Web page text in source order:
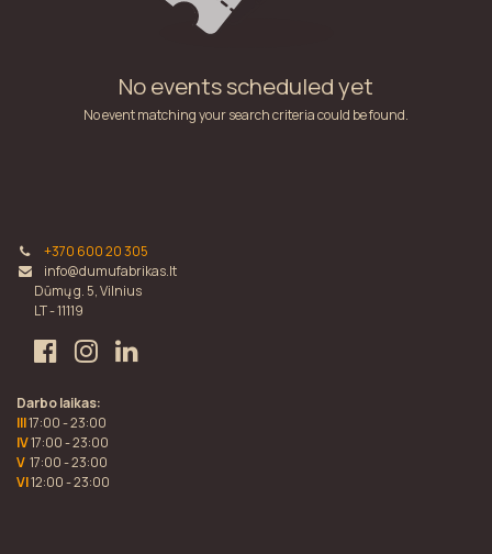
No events scheduled yet
No event matching your search criteria could be found.
+370 600 20 305
info@dumufabrikas.lt
Dūmų g. 5, Vilnius
LT - 11119
Darbo laikas:
III17:00 - 23:00
IV17:00 - 23:00
V 17:00 - 23:00
VI12:00 - 23:00